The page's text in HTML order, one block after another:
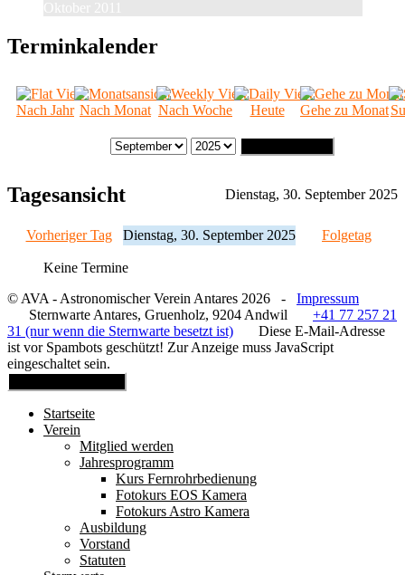
Terminkalender
Nach Jahr Nach Monat Nach Woche Heute Gehe zu Monat
Tagesansicht Dienstag, 30. September 2025
Vorheriger Tag Dienstag, 30. September 2025 Folgetag
Keine Termine
© AVA - Astronomischer Verein Antares 2026 - Impressum
Sternwarte Antares, Gruenholz, 9204 Andwil
+41 77 257 21
31 (nur wenn die Sternwarte besetzt ist)
Diese E-Mail-Adresse
ist vor Spambots geschützt! Zur Anzeige muss JavaScript
eingeschaltet sein.
Startseite
Verein
Mitglied werden
Jahresprogramm
Kurs Fernrohrbedienung
Fotokurs EOS Kamera
Fotokurs Astro Kamera
Ausbildung
Vorstand
Statuten